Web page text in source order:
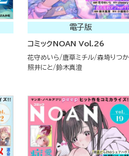
電子版
コミックNOAN Vol.26
花守めいら 唐草ミチル 森埼りつか
照井にと
鈴木真澄